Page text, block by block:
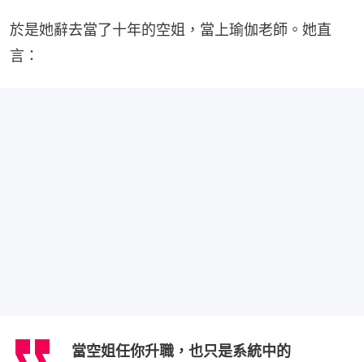
於是她辭去當了十年的空姐，當上瑜伽老師。她直
言：
當空姐任你升職，也只是系統中的